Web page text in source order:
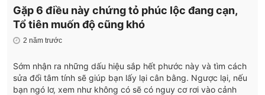
Gặp 6 điều này chứng tỏ phúc lộc đang cạn,
Tổ tiên muốn độ cũng khó
2 năm trước
Sớm nhận ra những dấu hiệu sắp hết phước này và tìm cách
sửa đổi tâm tính sẽ giúp bạn lấy lại cân bằng. Ngược lại, nếu
bạn ngó lơ, xem như không có sẽ có nguy cơ rơi vào cảnh